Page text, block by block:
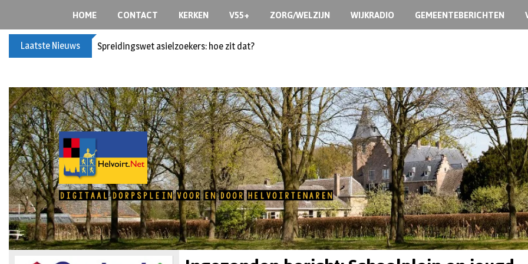
HOME CONTACT KERKEN V55+ ZORG/WELZIJN WIJKRADIO GEMEENTEBERICHTEN
Laatste Nieuws Spreidingswet asielzoekers: hoe zit dat?